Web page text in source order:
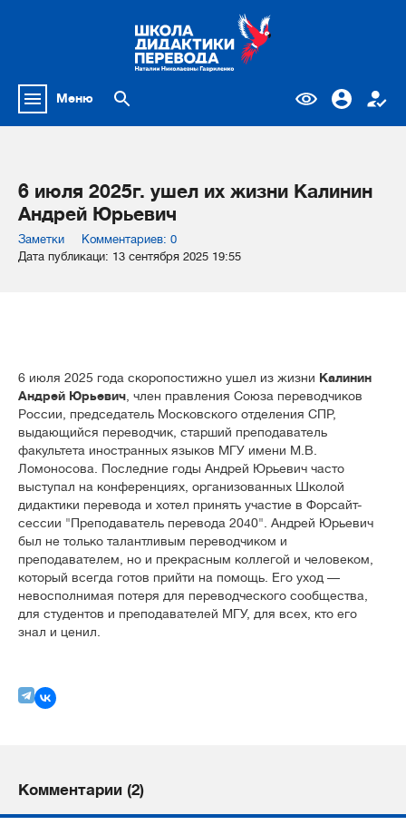
Меню
6 июля 2025г. ушел их жизни Калинин
Андрей Юрьевич
Заметки
Комментариев: 0
Дата публикаци: 13 сентября 2025 19:55
6 июля 2025 года скоропостижно ушел из жизни Калинин
Андрей Юрьевич , член правления Союза переводчиков
России, председатель Московского отделения СПР,
выдающийся переводчик, старший преподаватель
факультета иностранных языков МГУ имени М.В.
Ломоносова. Последние годы Андрей Юрьевич часто
выступал на конференциях, организованных Школой
дидактики перевода и хотел принять участие в Форсайт-
сессии "Преподаватель перевода 2040". Андрей Юрьевич
был не только талантливым переводчиком и
преподавателем, но и прекрасным коллегой и человеком,
который всегда готов прийти на помощь. Его уход —
невосполнимая потеря для переводческого сообщества,
для студентов и преподавателей МГУ, для всех, кто его
знал и ценил.
Комментарии (2)